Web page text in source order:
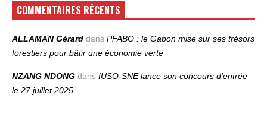
COMMENTAIRES RÉCENTS
ALLAMAN Gérard dans PFABO : le Gabon mise sur ses trésors
forestiers pour bâtir une économie verte
NZANG NDONG dans IUSO‑SNE lance son concours d’entrée
le 27 juillet 2025